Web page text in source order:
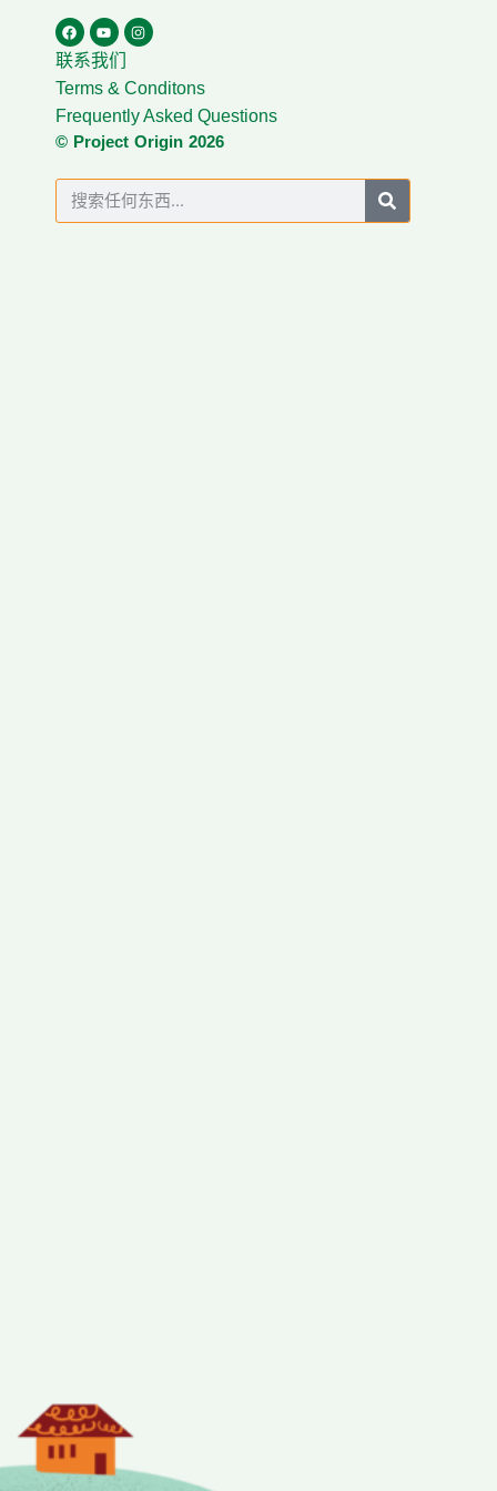
联系我们
Terms & Conditons
Frequently Asked Questions
© Project Origin 2026